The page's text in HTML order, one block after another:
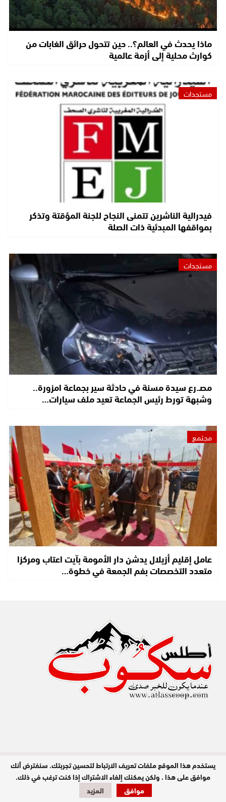
ماذا يحدث في العالم؟.. حين تتحول حرائق الغابات من
كوارث محلية إلى أزمة عالمية
مستجدات
فيدرالية الناشرين تتمنى النجاح للجنة المؤقتة وتذكر
بمواقفها المبدئية ذات الصلة
مستجدات
مصـ.رع سيدة مسنة في حادثة سير بجماعة امزورة..
وشبهة تورط رئيس الجماعة تعيد ملف سيارات…
مجتمع
عامل إقليم أزيلال يدشن دار الأمومة بآيت اعتاب ومركزا
متعدد التخصصات بفم الجمعة في خطوة…
مدير النشر : عبد الله عزي / جميع الحقوق
محفوظة © 2026
تصميم وبرمجة
يستخدم هذا الموقع ملفات تعريف الارتباط لتحسين تجربتك. سنفترض أنك
موافق على هذا ، ولكن يمكنك إلغاء الاشتراك إذا كنت ترغب في ذلك.
موافق
المزيد